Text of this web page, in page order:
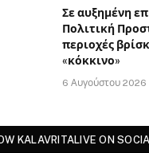
Σε αυξημένη
Πολιτική
περιοχές
«κόκκινο»
6 Αυγούστου 2026
KALAVRITALIVE ON